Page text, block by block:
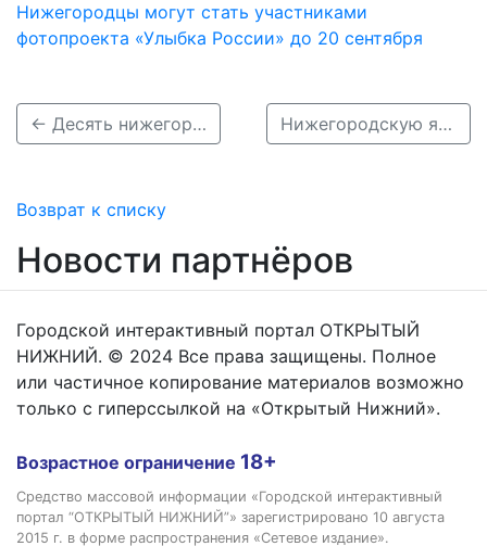
Нижегородцы могут стать участниками
фотопроекта «Улыбка России» до 20 сентября
← Десять нижегородских блогеров отобрали в команду «Министерства контента» Нижегородскую ярмарку включили в топ-5 площадок экспоиндустрии России →
Возврат к списку
Новости партнёров
Городской интерактивный портал ОТКРЫТЫЙ
НИЖНИЙ. © 2024 Все права защищены. Полное
или частичное копирование материалов возможно
только с гиперссылкой на «Открытый Нижний».
Возрастное ограничение 18+
Средство массовой информации «Городской интерактивный
портал “ОТКРЫТЫЙ НИЖНИЙ”» зарегистрировано 10 августа
2015 г. в форме распространения «Сетевое издание».